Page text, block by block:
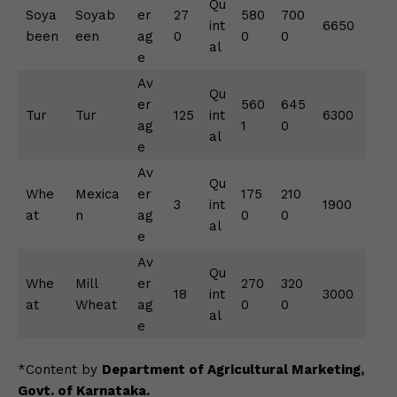
Soya
been
Soyab
een
er
ag
e
27
0
Qu
int
al
580
0
700
0
6650
Tur Tur
Av
er
ag
e
125
Qu
int
al
560
1
645
0
6300
Whe
at
Mexica
n
Av
er
ag
e
3
Qu
int
al
175
0
210
0
1900
Whe
at
Mill
Wheat
Av
er
ag
e
18
Qu
int
al
270
0
320
0
3000
*Content by Department of Agricultural Marketing,
Govt. of Karnataka.